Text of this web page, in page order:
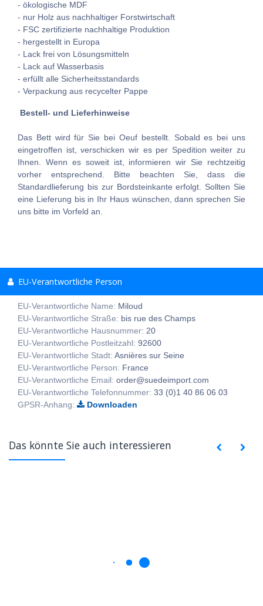
- ökologische MDF
- nur Holz aus nachhaltiger Forstwirtschaft
- FSC zertifizierte nachhaltige Produktion
- hergestellt in Europa
- Lack frei von Lösungsmitteln
- Lack auf Wasserbasis
- erfüllt alle Sicherheitsstandards
- Verpackung aus recycelter Pappe
Bestell- und Lieferhinweise
Das Bett wird für Sie bei Oeuf bestellt. Sobald es bei uns
eingetroffen ist, verschicken wir es per Spedition weiter zu
Ihnen. Wenn es soweit ist, informieren wir Sie rechtzeitig
vorher entsprechend. Bitte beachten Sie, dass die
Standardlieferung bis zur Bordsteinkante erfolgt. Sollten Sie
eine Lieferung bis in Ihr Haus wünschen, dann sprechen Sie
uns bitte im Vorfeld an.
EU-Verantwortliche Person
EU-Verantwortliche Name: Miloud
EU-Verantwortliche Straße: bis rue des Champs
EU-Verantwortliche Hausnummer: 20
EU-Verantwortliche Postleitzahl: 92600
EU-Verantwortliche Stadt: Asnières sur Seine
EU-Verantwortliche Person: France
EU-Verantwortliche Email: order@suedeimport.com
EU-Verantwortliche Telefonnummer: 33 (0)1 40 86 06 03
GPSR-Anhang:
Downloaden
Das könnte Sie auch interessieren